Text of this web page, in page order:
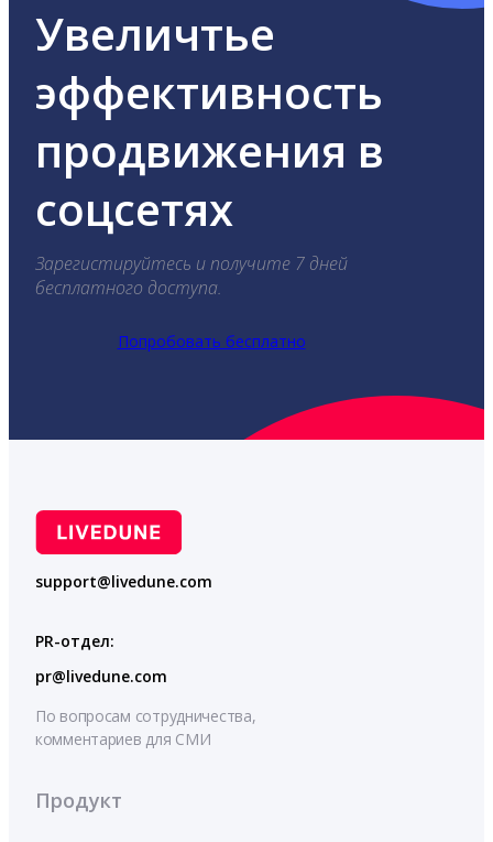
Увеличтье
эффективность
продвижения в
соцсетях
Зарегистируйтесь и получите 7 дней
бесплатного доступа.
Попробовать бесплатно
support@livedune.com
PR-отдел:
pr@livedune.com
По вопросам сотрудничества,
комментариев для СМИ
Продукт